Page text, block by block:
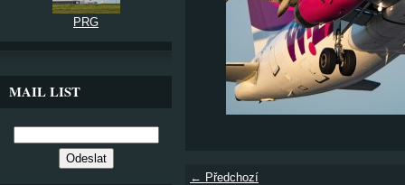
← Předchozí
PRG
MAIL LIST